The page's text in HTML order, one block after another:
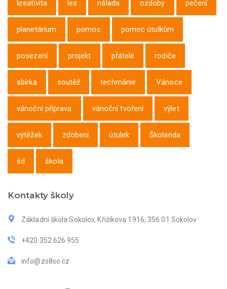
kreativita les nálada ozdoby pečení
planetárium pomoc pomoc útulkům
posezení projekt přátelé rodiče
sbírka soutěž techmánie Vánoce
vánoční příprava vánoční tvoření výlet
výtěžek zdobení útulek Školanda
šd škola
Kontakty školy
Základní škola Sokolov, Křižíkova 1916, 356 01 Sokolov
+420 352 626 955
info@zs8so.cz